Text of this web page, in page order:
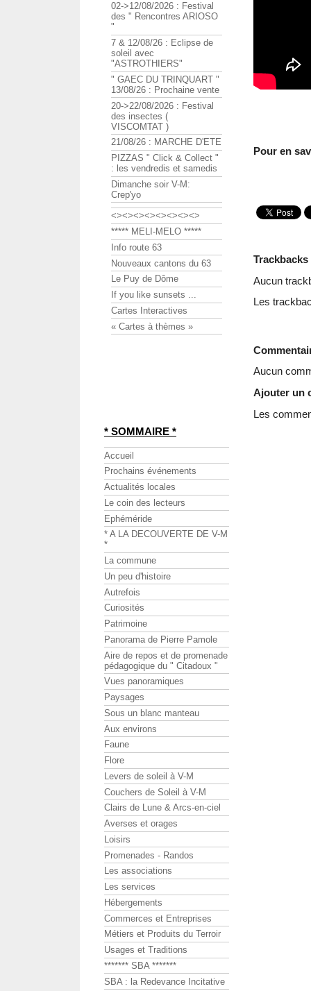
Pour en
Trackbacks
Aucun
Les
Aucun
Ajouter un
Les
02->12/08/2026 : Festival
des " Rencontres ARIOSO
"
7 & 12/08/26 : Eclipse de
soleil avec
"ASTROTHIERS"
" GAEC DU TRINQUART "
13/08/26 : Prochaine vente
20->22/08/2026 : Festival
des insectes (
VISCOMTAT )
21/08/26 : MARCHE D'ETE
PIZZAS " Click & Collect "
: les vendredis et samedis
Dimanche soir V-M:
Crep'yo
<><><><><><><><>
***** MELI-MELO *****
Info route 63
Nouveaux cantons du 63
Le Puy de Dôme
If you like sunsets ...
Cartes Interactives
« Cartes à thèmes »
* SOMMAIRE *
Accueil
Prochains événements
Actualités locales
Le coin des lecteurs
Ephéméride
* A LA DECOUVERTE DE V-M
*
La commune
Un peu d'histoire
Autrefois
Curiosités
Patrimoine
Panorama de Pierre Pamole
Aire de repos et de promenade
pédagogique du " Citadoux "
Vues panoramiques
Paysages
Sous un blanc manteau
Aux environs
Faune
Flore
Levers de soleil à V-M
Couchers de Soleil à V-M
Clairs de Lune & Arcs-en-ciel
Averses et orages
Loisirs
Promenades - Randos
Les associations
Les services
Hébergements
Commerces et Entreprises
Métiers et Produits du Terroir
Usages et Traditions
******* SBA *******
SBA : la Redevance Incitative